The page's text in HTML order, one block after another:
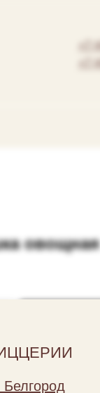
Белгород
овощная